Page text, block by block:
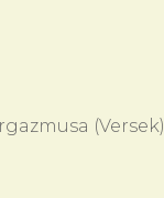
(Versek)